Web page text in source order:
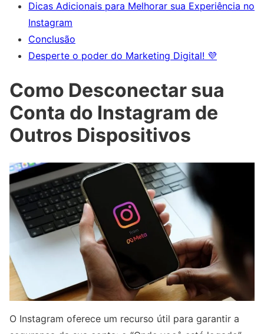
Dicas Adicionais para Melhorar sua Experiência no
Instagram
Conclusão
Desperte o poder do Marketing Digital! 💜
Como Desconectar sua
Conta do Instagram de
Outros Dispositivos
O Instagram oferece um recurso útil para garantir a